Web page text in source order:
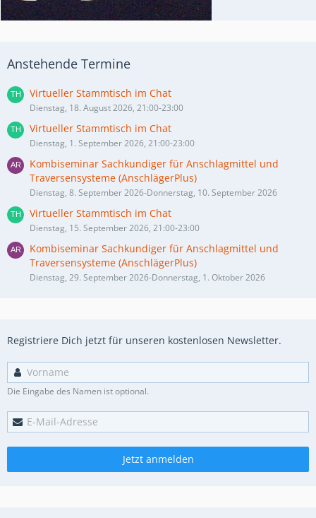
Anstehende Termine
Virtueller Stammtisch im Chat
Dienstag, 18. August 2026, 21:00-23:00
Virtueller Stammtisch im Chat
Dienstag, 1. September 2026, 21:00-23:00
Kombiseminar Sachkundiger für Anschlagmittel und
Traversensysteme (AnschlägerPlus)
Dienstag, 8. September 2026-Donnerstag, 10. September 2026
Virtueller Stammtisch im Chat
Dienstag, 15. September 2026, 21:00-23:00
Kombiseminar Sachkundiger für Anschlagmittel und
Traversensysteme (AnschlägerPlus)
Dienstag, 29. September 2026-Donnerstag, 1. Oktober 2026
Registriere Dich jetzt für unseren kostenlosen Newsletter.
Die Eingabe des Namen ist optional.
Jetzt anmelden